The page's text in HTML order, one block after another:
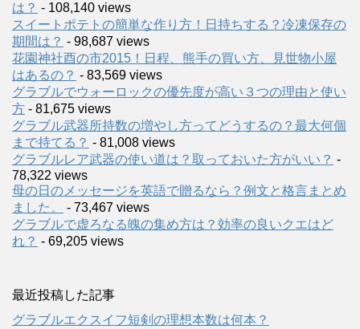
は？ - 108,140 views
スイートポテトの簡単な作り方！日持ちする？冷凍保存の
期間は？ - 98,687 views
花園神社酉の市2015！日程、熊手の買い方、見世物小屋
はあるの？ - 83,569 views
グラブルでウォーロックの優先度が高い３つの理由と使い
方 - 81,675 views
グラブル武器所持数の増やし方ってどうするの？最大何個
まで持てる？ - 81,008 views
グラブルレア武器の使い道は？取っておいた方がいい？ -
78,322 views
母の日のメッセージを英語で贈るなら？例文と格言まとめ
ました。
- 73,467 views
グラブルで虚ろなる魄の集め方は？効率の良いクエはど
れ？ - 69,205 views
最近投稿した記事
グラブルエクスイフ短剣の理想本数は何本？